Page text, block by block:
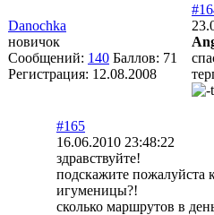
Danochka
новичок
Сообщений: 140 Баллов: 71
Регистрация: 12.08.2008
#165
16.06.2010 23:48:22
здравствуйте!
подскажите пожалуйста
игуменицы?!
сколько маршрутов в